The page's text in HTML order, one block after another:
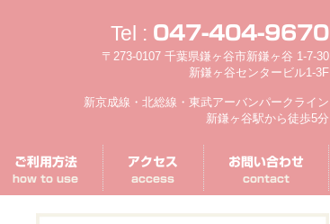
Tel : 047-404-9670
〒273-0107 千葉県鎌ヶ谷市新鎌ヶ谷 1-7-30
新鎌ヶ谷センタービル1-3F
新京成線・北総線・東武アーバンパークライン
新鎌ヶ谷駅から徒歩5分
ご利用方法
how to use
アクセス
access
お問い合わせ
contact